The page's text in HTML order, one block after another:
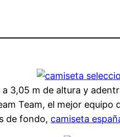
3,05 m de altura y
Team, el mejor
de fondo, camiseta